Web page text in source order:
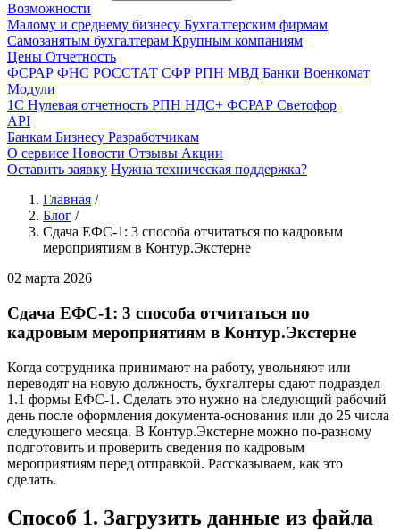
Возможности
Малому и среднему бизнесу Бухгалтерским фирмам
Самозанятым бухгалтерам Крупным компаниям
Цены Отчетность
ФСРАР ФНС РОССТАТ СФР РПН МВД Банки Военкомат
Модули
1С Нулевая отчетность РПН НДС+ ФСРАР Светофор
API
Банкам Бизнесу Разработчикам
О сервисе Новости Отзывы Акции
Оставить заявку Нужна техническая поддержка?
Главная /
Блог /
Сдача ЕФС-1: 3 способа отчитаться по кадровым
мероприятиям в Контур.Экстерне
02 марта 2026
Сдача ЕФС-1: 3 способа отчитаться по
кадровым мероприятиям в Контур.Экстерне
Когда сотрудника принимают на работу, увольняют или
переводят на новую должность, бухгалтеры сдают подраздел
1.1 формы ЕФС-1. Сделать это нужно на следующий рабочий
день после оформления документа-основания или до 25 числа
следующего месяца. В Контур.Экстерне можно по-разному
подготовить и проверить сведения по кадровым
мероприятиям перед отправкой. Рассказываем, как это
сделать.
Способ 1. Загрузить данные из файла